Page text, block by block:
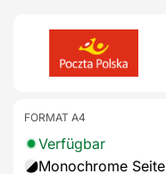
FORMAT A4
Verfügbar
Monochrome Seite